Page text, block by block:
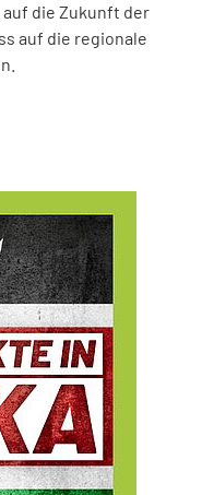
die Zukunft der
auf die regionale